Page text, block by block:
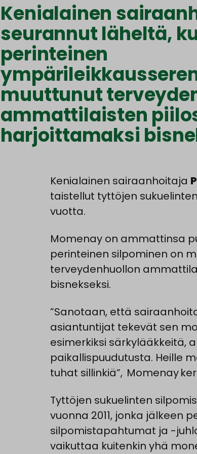
Kenialainen
seurannut läheltä,
perinteinen
muuttunut
ammattilaisten
harjoittamaksi
Kenialainen sairaanhoitaja
taistellut tyttöjen
vuotta.
Momenay on ammattinsa
perinteinen silpominen on
terveydenhuollon
bisnekseksi.
”Sanotaan, että
asiantuntijat tekevät sen
esimerkiksi särkylääkkeitä,
paikallispuudutusta. Heille
tuhat sillinkiä”, Momenay
Tyttöjen sukuelinten
vuonna 2011, jonka jälkeen
silpomistapahtumat ja -
vaikuttaa kuitenkin yhä